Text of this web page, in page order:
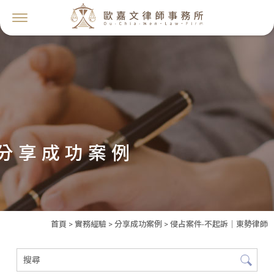
享成功案例
首頁 > 實務經驗 > 分享成功案例 > 侵占案件-不起訴｜東勢律師